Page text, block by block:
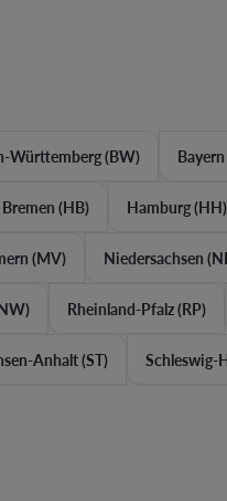
Württemberg (BW)
Bremen (HB) Hamburg (HH)
(MV) Niedersachsen
Rheinland-Pfalz (RP)
Anhalt (ST) Schleswig-